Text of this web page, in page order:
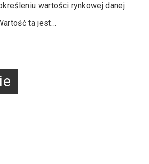
wartości rynkowej danej
ta jest…